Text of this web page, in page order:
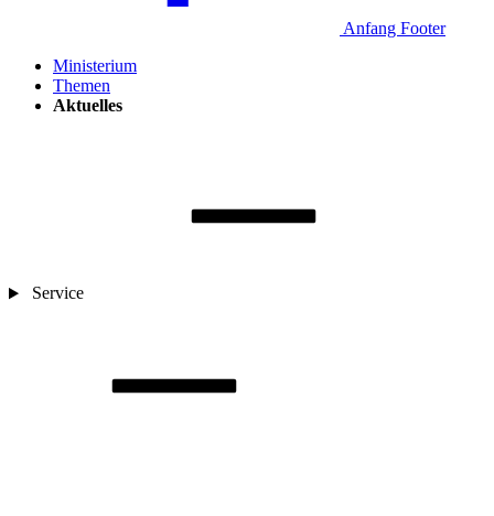
Anfang Footer
Ministerium
Themen
Aktuelles
Service